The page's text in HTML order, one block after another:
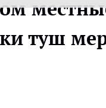
туш